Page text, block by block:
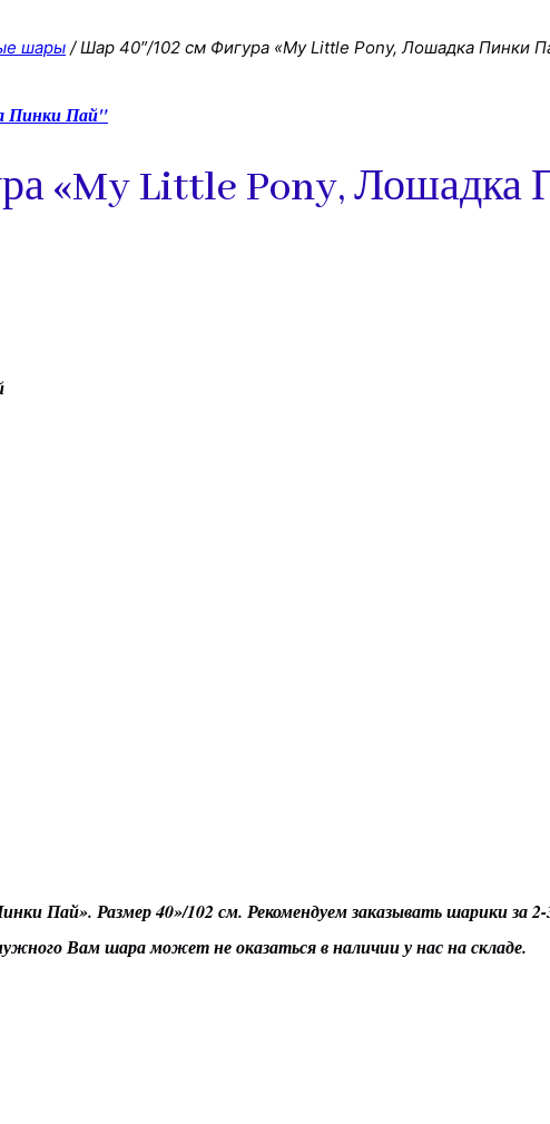
шары / Шар 40″/102 см Фигура «My Little Pony, Лошадка Пинки
«My Little Pony, Лошадка
Пай». Размер 40»/102 см. Рекомендуем заказывать шарики за
Вам шара может не оказаться в наличии у нас на складе.